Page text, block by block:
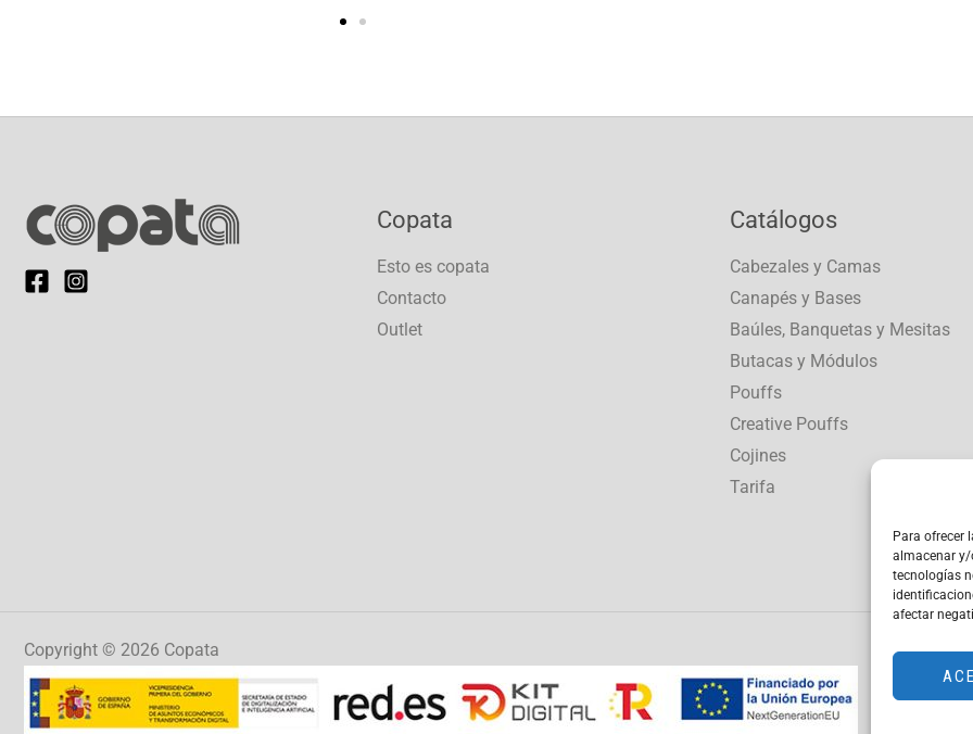
Para ofrecer
almacenar y/
tecnologías
afectar
Copata
Esto es copata
Contacto
Outlet
Catálogos
Cabezales y Camas
Canapés y Bases
Baúles, Banquetas y Mesitas
Butacas y Módulos
Pouffs
Creative Pouffs
Cojines
Tarifa
Copyright © 2026 Copata